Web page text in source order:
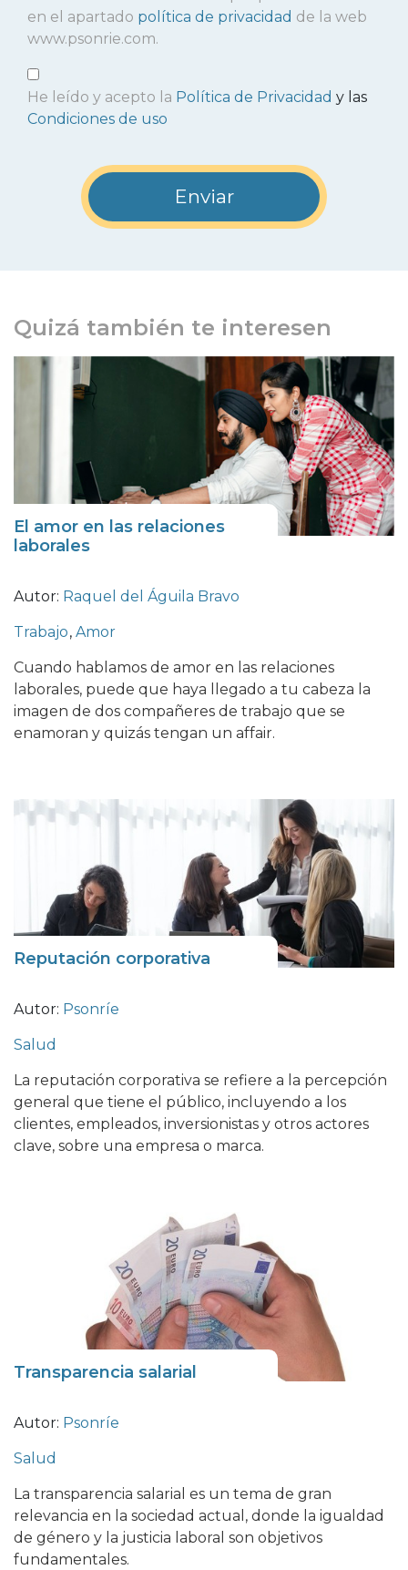
en el apartado política de privacidad de la web
www.psonrie.com.
He leído y acepto la Política de Privacidad y las
Condiciones de uso
Quizá también te interesen
El amor en las relaciones
laborales
Autor: Raquel del Águila Bravo
Trabajo, Amor
Cuando hablamos de amor en las relaciones
laborales, puede que haya llegado a tu cabeza la
imagen de dos compañeres de trabajo que se
enamoran y quizás tengan un affair.
Reputación corporativa
Autor: Psonríe
Salud
La reputación corporativa se refiere a la percepción
general que tiene el público, incluyendo a los
clientes, empleados, inversionistas y otros actores
clave, sobre una empresa o marca.
Transparencia salarial
Autor: Psonríe
Salud
La transparencia salarial es un tema de gran
relevancia en la sociedad actual, donde la igualdad
de género y la justicia laboral son objetivos
fundamentales.